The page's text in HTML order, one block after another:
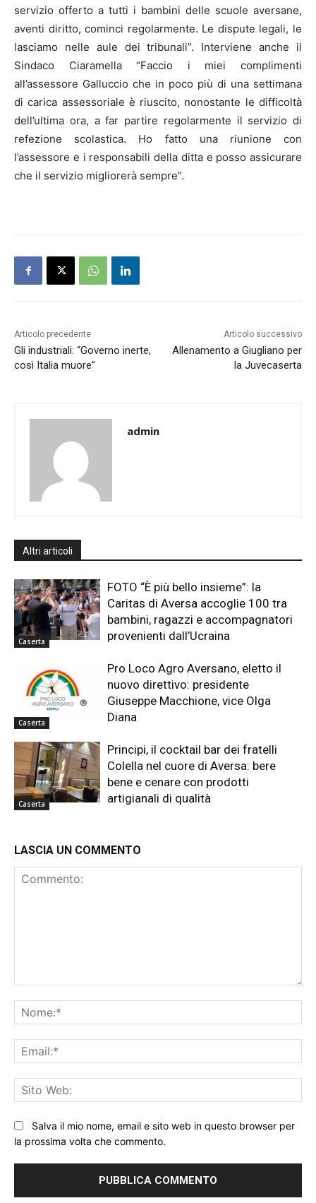
servizio offerto a tutti i bambini delle scuole aversane,
aventi diritto, cominci regolarmente. Le dispute legali, le
lasciamo nelle aule dei tribunali”. Interviene anche il
Sindaco Ciaramella “Faccio i miei complimenti
all’assessore Galluccio che in poco più di una settimana
di carica assessoriale è riuscito, nonostante le difficoltà
dell’ultima ora, a far partire regolarmente il servizio di
refezione scolastica. Ho fatto una riunione con
l’assessore e i responsabili della ditta e posso assicurare
che il servizio migliorerà sempre”.
Articolo precedente
Gli industriali: “Governo inerte,
così Italia muore”
Articolo successivo
Allenamento a Giugliano per
la Juvecaserta
admin
Altri articoli
Caserta
FOTO “È più bello insieme”: la
Caritas di Aversa accoglie 100 tra
bambini, ragazzi e accompagnatori
provenienti dall’Ucraina
Caserta
Pro Loco Agro Aversano, eletto il
nuovo direttivo: presidente
Giuseppe Macchione, vice Olga
Diana
Caserta
Principi, il cocktail bar dei fratelli
Colella nel cuore di Aversa: bere
bene e cenare con prodotti
artigianali di qualità
LASCIA UN COMMENTO
Salva il mio nome, email e sito web in questo browser per
la prossima volta che commento.